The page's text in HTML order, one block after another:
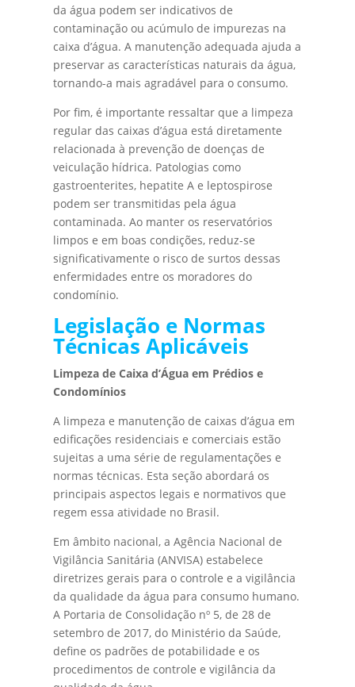
da água podem ser indicativos de
contaminação ou acúmulo de impurezas na
caixa d’água. A manutenção adequada ajuda a
preservar as características naturais da água,
tornando-a mais agradável para o consumo.
Por fim, é importante ressaltar que a limpeza
regular das caixas d’água está diretamente
relacionada à prevenção de doenças de
veiculação hídrica. Patologias como
gastroenterites, hepatite A e leptospirose
podem ser transmitidas pela água
contaminada. Ao manter os reservatórios
limpos e em boas condições, reduz-se
significativamente o risco de surtos dessas
enfermidades entre os moradores do
condomínio.
Legislação e Normas
Técnicas Aplicáveis
Limpeza de Caixa d’Água em Prédios e
Condomínios
A limpeza e manutenção de caixas d’água em
edificações residenciais e comerciais estão
sujeitas a uma série de regulamentações e
normas técnicas. Esta seção abordará os
principais aspectos legais e normativos que
regem essa atividade no Brasil.
Em âmbito nacional, a Agência Nacional de
Vigilância Sanitária (ANVISA) estabelece
diretrizes gerais para o controle e a vigilância
da qualidade da água para consumo humano.
A Portaria de Consolidação nº 5, de 28 de
setembro de 2017, do Ministério da Saúde,
define os padrões de potabilidade e os
procedimentos de controle e vigilância da